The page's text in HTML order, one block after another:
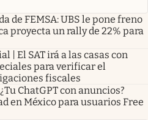
de FEMSA: UBS le pone freno
proyecta un rally de 22% para
| El SAT irá a las casas con
para verificar el
fiscales
¿Tu ChatGPT con anuncios?
en México para usuarios Free